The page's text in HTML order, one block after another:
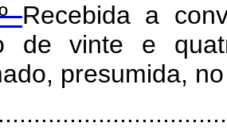
Recebida a
de vinte e
presumida,